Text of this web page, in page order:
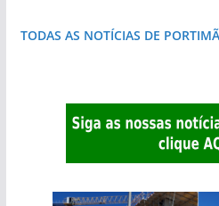
TODAS AS NOTÍCIAS DE